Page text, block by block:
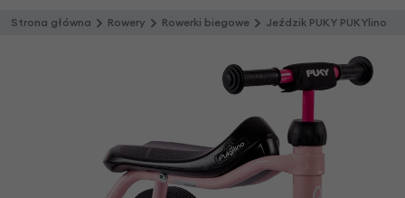
Strona główna Rowery Rowerki biegowe Jeździk PUKY PUKYlino